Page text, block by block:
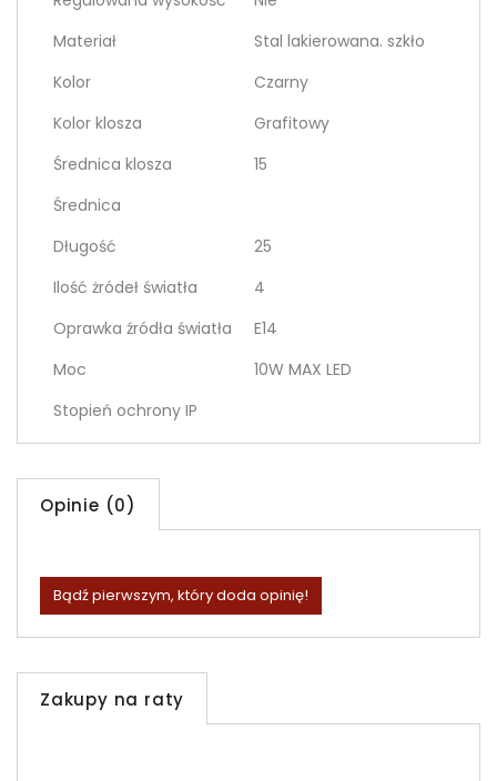
Materiał
Stal lakierowana. szkło
Kolor
Czarny
Kolor klosza
Grafitowy
Średnica klosza
15
Średnica
Długość
25
Ilość żródeł światła
4
Oprawka źródła światła
E14
Moc
10W MAX LED
Stopień ochrony IP
Opinie (0)
Bądź pierwszym, który doda opinię!
Zakupy na raty